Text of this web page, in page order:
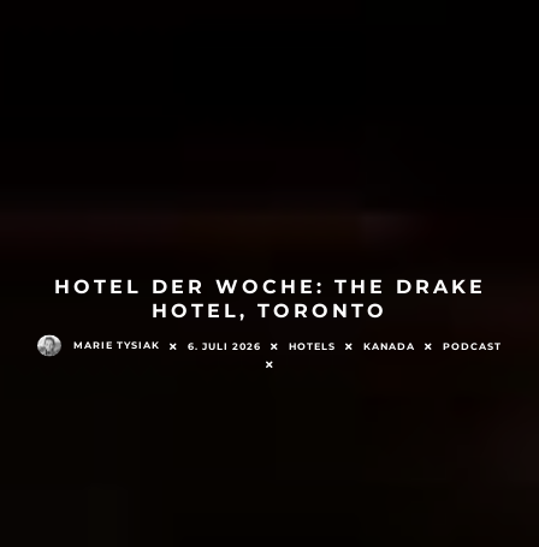
HOTEL DER WOCHE: THE DRAKE
HOTEL, TORONTO
MARIE TYSIAK 6. JULI 2026 HOTELS KANADA PODCAST